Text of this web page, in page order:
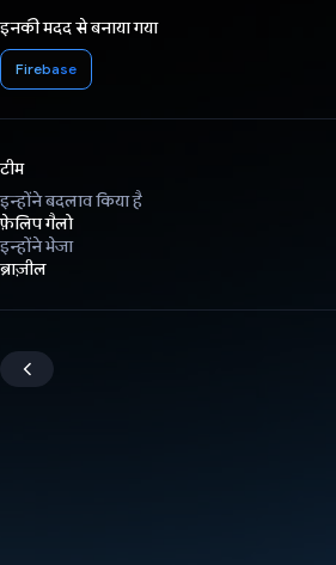
इनकी मदद से बनाया गया
Firebase
टीम
इन्होंने बदलाव किया है
फ़ेलिप गैलो
इन्होंने भेजा
ब्राज़ील